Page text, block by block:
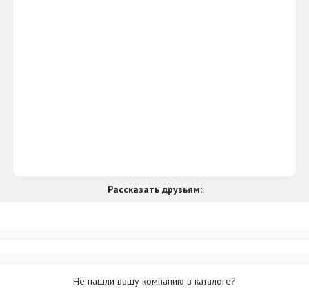
Рассказать друзьям:
Не нашли вашу компанию в каталоге?